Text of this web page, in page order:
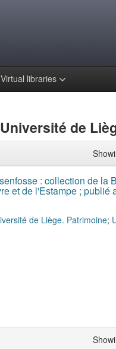
Virtual libraries
de
: collection de la
et de l'Estampe ;
de Liège. Patrimoine;